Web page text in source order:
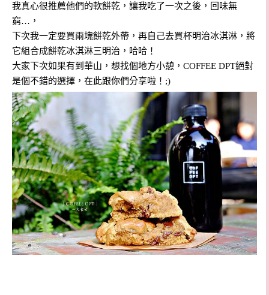
我真心很推薦他們的軟餅乾，讓我吃了一次之後，回味無
窮…，
下次我一定要買兩塊餅乾外帶，再自己去買杯明治冰淇淋，將
它組合成餅乾冰淇淋三明治，哈哈！
大家下次如果有到華山，想找個地方小憩， COFFEE DPT絕對
是個不錯的選擇，在此跟你們分享啦！;)